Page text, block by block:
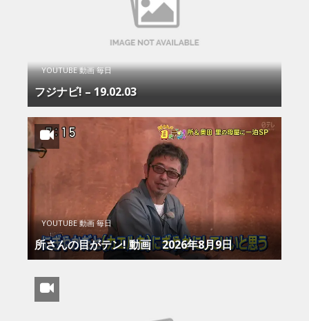
YOUTUBE 動画 毎日
フジナビ! – 19.02.03
YOUTUBE 動画 毎日
所さんの目がテン! 動画 2026年8月9日